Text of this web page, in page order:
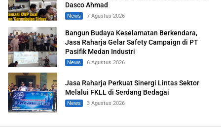
Dasco Ahmad
News 7 Agustus 2026
Bangun Budaya Keselamatan Berkendara,
Jasa Raharja Gelar Safety Campaign di PT
Pasifik Medan Industri
News 6 Agustus 2026
Jasa Raharja Perkuat Sinergi Lintas Sektor
Melalui FKLL di Serdang Bedagai
News 3 Agustus 2026